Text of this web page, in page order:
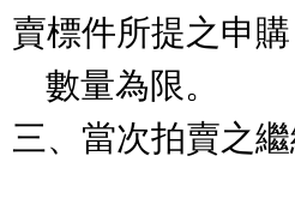
賣標件所提之申購
三、當次拍賣之